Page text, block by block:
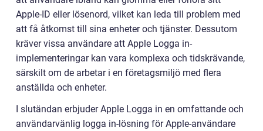
Apple-ID eller lösenord, vilket kan leda till problem med
att få åtkomst till sina enheter och tjänster. Dessutom
kräver vissa användare att Apple Logga in-
implementeringar kan vara komplexa och tidskrävande,
särskilt om de arbetar i en företagsmiljö med flera
anställda och enheter.
I slutändan erbjuder Apple Logga in en omfattande och
användarvänlig logga in-lösning för Apple-användare